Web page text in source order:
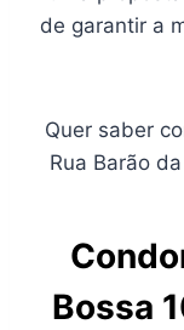
de garantir a
Quer saber
Rua Barão
Bossa